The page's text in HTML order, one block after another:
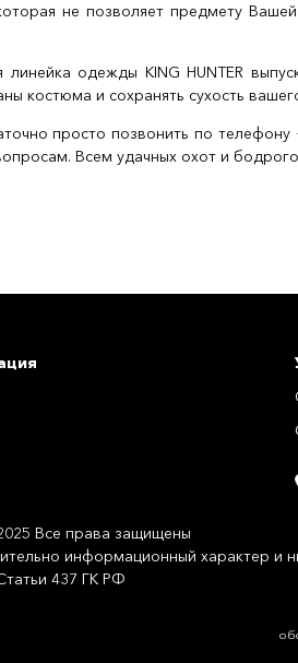
не позволяет предмету
одежды KING HUNTER
костюма и сохранять сухость
просто позвонить по телефону
Всем удачных охот и
Все права защищены
информационный характер и
437 ГК РФ